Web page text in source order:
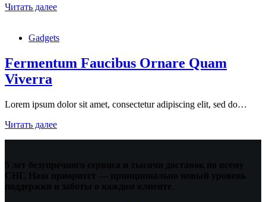
Читать далееConsequat
Congue
Gadgets
Fermentum Faucibus Ornare Quam
Viverra
Lorem ipsum dolor sit amet, consectetur adipiscing elit, sed do…
Читать далееFermentum
Viverra
5 лет безупречного сервиса и тысячи доставок по всему
СНГ. Наш приоритет — принципиально новый уровень
поддержки и заботы о каждом клиенте